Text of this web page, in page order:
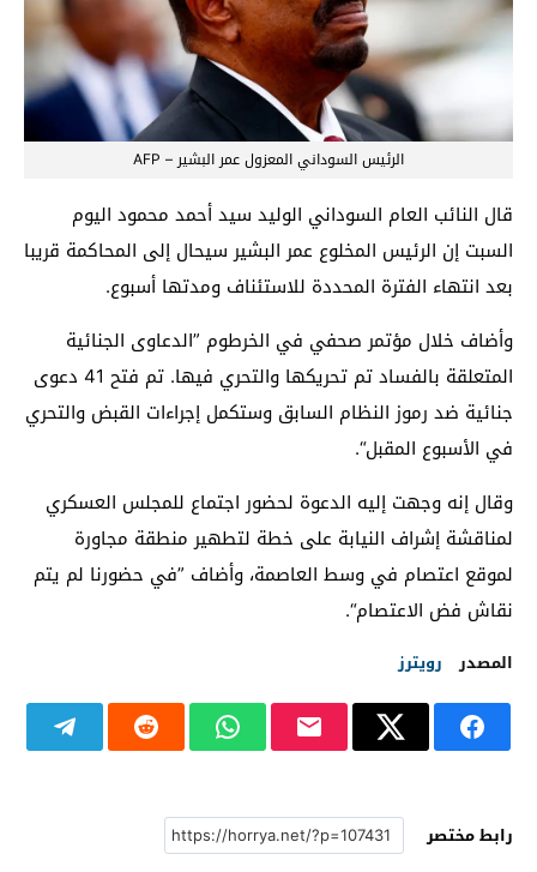
الرئيس السوداني المعزول عمر البشير – AFP
قال النائب العام السوداني الوليد سيد أحمد محمود اليوم
السبت إن الرئيس المخلوع عمر البشير سيحال إلى المحاكمة قريبا
بعد انتهاء الفترة المحددة للاستئناف ومدتها أسبوع.
وأضاف خلال مؤتمر صحفي في الخرطوم ”الدعاوى الجنائية
المتعلقة بالفساد تم تحريكها والتحري فيها. تم فتح 41 دعوى
جنائية ضد رموز النظام السابق وستكمل إجراءات القبض والتحري
في الأسبوع المقبل“.
وقال إنه وجهت إليه الدعوة لحضور اجتماع للمجلس العسكري
لمناقشة إشراف النيابة على خطة لتطهير منطقة مجاورة
لموقع اعتصام في وسط العاصمة، وأضاف ”في حضورنا لم يتم
نقاش فض الاعتصام“.
المصدر رويترز
رابط مختصر